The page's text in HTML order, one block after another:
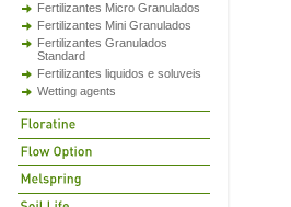
Fertilizantes Micro Granulados
Fertilizantes Mini Granulados
Fertilizantes Granulados
Standard
Fertilizantes liquidos e soluveis
Wetting agents